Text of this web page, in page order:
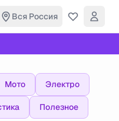
Вся Россия
Мото Электро
Полезное